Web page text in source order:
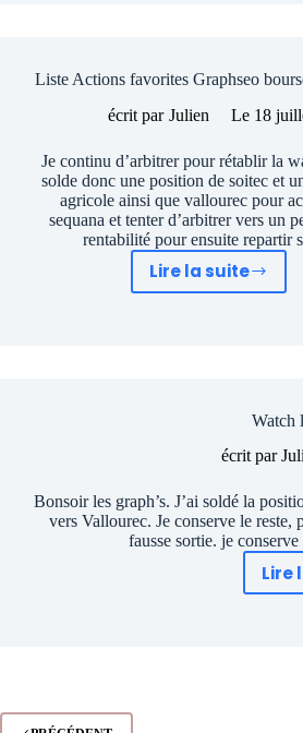
Liste Actions favorites Graphseo
écrit par Julien Le 18
Je continu d’arbitrer pour rétablir la
solde donc une position de soitec et
agricole ainsi que vallourec pour
sequana et tenter d’arbitrer vers un
rentabilité pour ensuite repartir
Lire la suite
Liste
juin
Watch
écrit par
Bonsoir les graph’s. J’ai soldé la
vers Vallourec. Je conserve le
fausse sortie. je
Lire